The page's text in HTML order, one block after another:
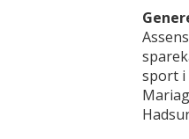
sport i